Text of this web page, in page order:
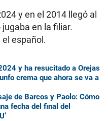
y en el 2014 llegó al
en la filiar.
español.
y ha resucitado a Orejas
crema que ahora se va a
de Barcos y Paolo: Cómo
fecha del final del